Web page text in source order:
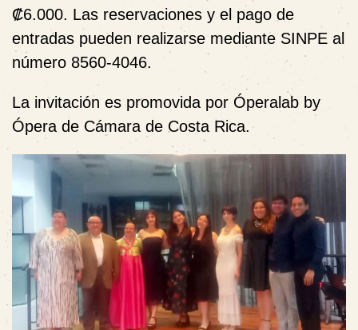
₡6.000. Las reservaciones y el pago de
entradas pueden realizarse mediante SINPE al
número 8560-4046.
La invitación es promovida por Óperalab by
Ópera de Cámara de Costa Rica.